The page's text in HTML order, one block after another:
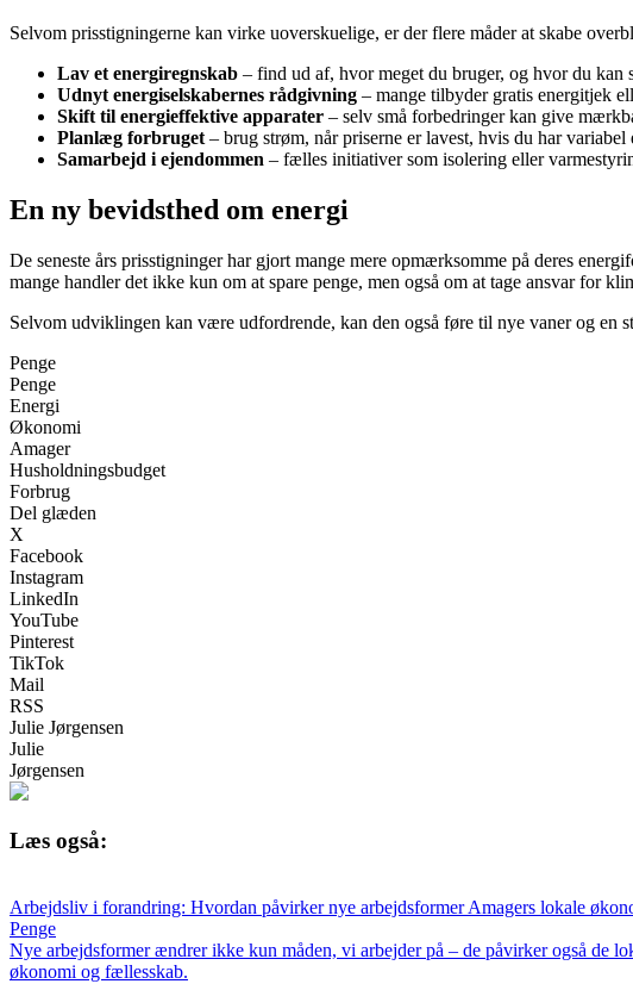
Selvom prisstigningerne kan virke uoverskuelige, er der flere måder at skabe
Lav et energiregnskab – find ud af, hvor meget du bruger, og hvor du kan
Udnyt energiselskabernes rådgivning – mange tilbyder gratis energitjek
Skift til energieffektive apparater – selv små forbedringer kan give
Planlæg forbruget – brug strøm, når priserne er lavest, hvis du har variabel
Samarbejd i ejendommen – fælles initiativer som isolering eller
En ny bevidsthed om energi
De seneste års prisstigninger har gjort mange mere opmærksomme på deres
mange handler det ikke kun om at spare penge, men også om at tage ansvar for
Selvom udviklingen kan være udfordrende, kan den også føre til nye vaner og en
Penge
Penge
Energi
Økonomi
Amager
Husholdningsbudget
Forbrug
Del glæden
X
Facebook
Instagram
LinkedIn
YouTube
Pinterest
TikTok
Mail
RSS
Julie Jørgensen
Julie
Jørgensen
Læs også:
Arbejdsliv i forandring: Hvordan påvirker nye arbejdsformer Amagers lokale
Penge
Nye arbejdsformer ændrer ikke kun måden, vi arbejder på – de påvirker også de
økonomi og fællesskab.